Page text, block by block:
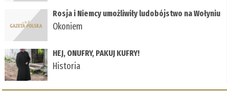
Rosja i Niemcy umożliwiły ludobójstwo na Wołyniu
Okoniem
HEJ, ONUFRY, PAKUJ KUFRY!
Historia